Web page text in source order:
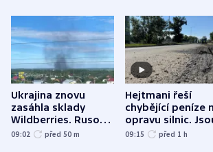
Ukrajina znovu
zasáhla sklady
Wildberries. Rusové
útočili v Charkovské
09:02 před 50 m
Hejtmani řeší
chybějící peníze
opravu silnic.
nenárokové,
09:15 před 1 h